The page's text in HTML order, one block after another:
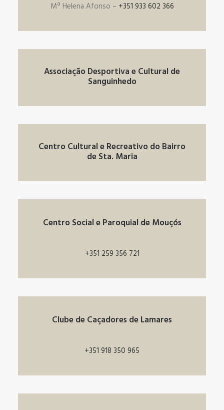
Mª Helena Afonso – +351 933 602 366
Associação Desportiva e Cultural de
Sanguinhedo
Centro Cultural e Recreativo do Bairro
de Sta. Maria
Centro Social e Paroquial de Mouçós
+351 259 356 721
Clube de Caçadores de Lamares
+351 918 350 965